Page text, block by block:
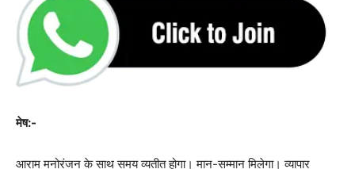
मेष:-
आराम मनोरंजन के साथ समय व्यतीत होगा। मान-सम्मान मिलेगा। व्यापार